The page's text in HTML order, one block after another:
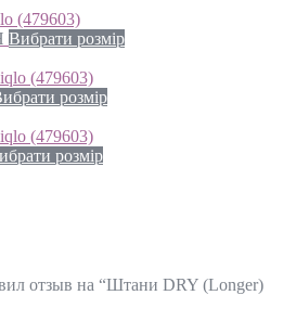
(479603)
Вибрати розмір
(479603)
розмір
(479603)
розмір
отзыв на “Штани DRY (Longer)